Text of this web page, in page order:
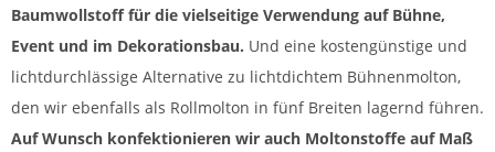
Baumwollstoff für die vielseitige Verwendung auf Bühne,
Event und im Dekorationsbau. Und eine kostengünstige und
lichtdurchlässige Alternative zu lichtdichtem Bühnenmolton,
den wir ebenfalls als Rollmolton in fünf Breiten lagernd führen.
Auf Wunsch konfektionieren wir auch Moltonstoffe auf Maß